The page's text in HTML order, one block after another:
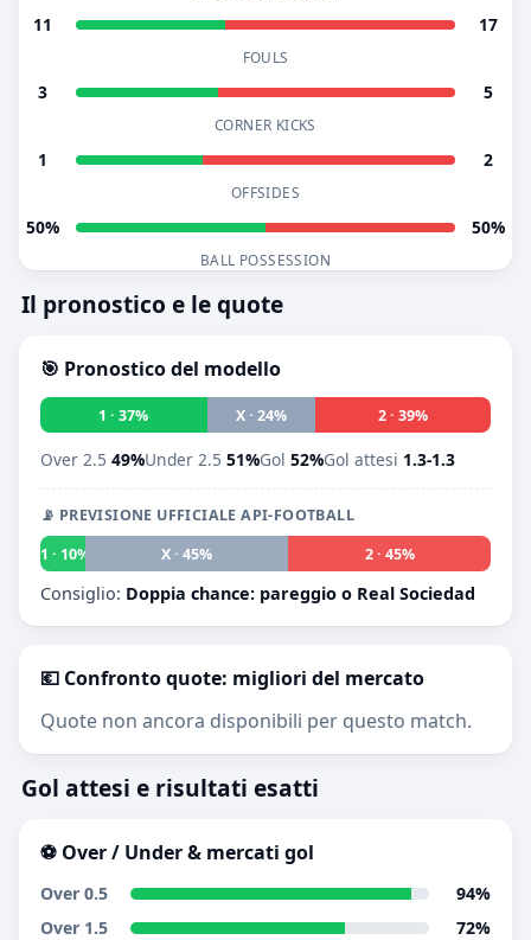
11 17
FOULS
3 5
CORNER KICKS
1 2
OFFSIDES
50% 50%
BALL POSSESSION
Il pronostico e le quote
🎯 Pronostico del modello
1 · 37% X · 24% 2 · 39%
Over 2.5 49%Under 2.5 51%Gol 52%Gol attesi 1.3-1.3
📡 PREVISIONE UFFICIALE API-FOOTBALL
1 · 10%
X · 45% 2 · 45%
Consiglio: Doppia chance: pareggio o Real Sociedad
💶 Confronto quote: migliori del mercato
Quote non ancora disponibili per questo match.
Gol attesi e risultati esatti
⚽ Over / Under & mercati gol
Over 0.5
94%
Over 1.5
72%